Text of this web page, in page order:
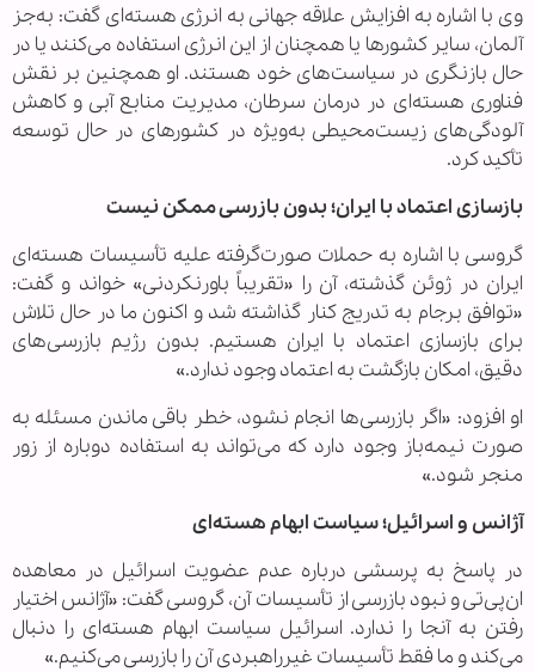
وی با اشاره به افزایش علاقه جهانی به انرژی هسته‌ای گفت: به‌جز
آلمان، سایر کشورها یا همچنان از این انرژی استفاده می‌کنند یا در
حال بازنگری در سیاست‌های خود هستند. او همچنین بر نقش
فناوری هسته‌ای در درمان سرطان، مدیریت منابع آبی و کاهش
آلودگی‌های زیست‌محیطی به‌ویژه در کشورهای در حال توسعه
تأکید کرد.
بازسازی اعتماد با ایران؛ بدون بازرسی ممکن نیست
گروسی با اشاره به حملات صورت‌گرفته علیه تأسیسات هسته‌ای
ایران در ژوئن گذشته، آن را «تقریباً باورنکردنی» خواند و گفت:
«توافق برجام به تدریج کنار گذاشته شد و اکنون ما در حال تلاش
برای بازسازی اعتماد با ایران هستیم. بدون رژیم بازرسی‌های
دقیق، امکان بازگشت به اعتماد وجود ندارد.»
او افزود: «اگر بازرسی‌ها انجام نشود، خطر باقی ماندن مسئله به
صورت نیمه‌باز وجود دارد که می‌تواند به استفاده دوباره از زور
منجر شود.»
آژانس و اسرائیل؛ سیاست ابهام هسته‌ای
در پاسخ به پرسشی درباره عدم عضویت اسرائیل در معاهده
ان‌پی‌تی و نبود بازرسی از تأسیسات آن، گروسی گفت: «آژانس اختیار
رفتن به آنجا را ندارد. اسرائیل سیاست ابهام هسته‌ای را دنبال
می‌کند و ما فقط تأسیسات غیرراهبردی آن را بازرسی می‌کنیم.»